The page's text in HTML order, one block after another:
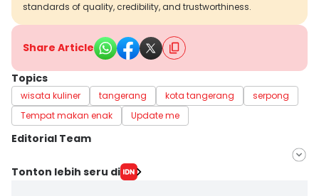
standards of quality, credibility, and trustworthiness.
Share Article
Topics
wisata kuliner tangerang kota tangerang
serpong
Tempat makan enak
Update me
Editorial Team
Editor
Tonton lebih seru di